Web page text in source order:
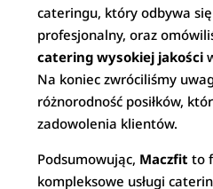
cateringu, który odbywa
profesjonalny, oraz
catering wysokiej jakości
Na koniec zwróciliśmy
różnorodność posiłków,
zadowolenia klientów.
Podsumowując, Maczfit to
kompleksowe usługi